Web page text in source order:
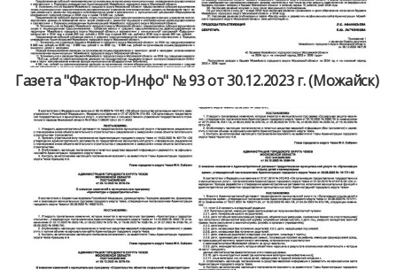
Газета "Фактор-Инфо" № 93 от 30.12.2023 г. (Можайск)